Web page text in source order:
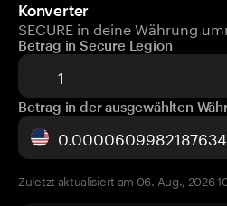
Konverter
SECURE in deine Währung
Betrag in Secure Legion
Betrag in der ausgewählten
Zuletzt aktualisiert am 06. Aug., 2026